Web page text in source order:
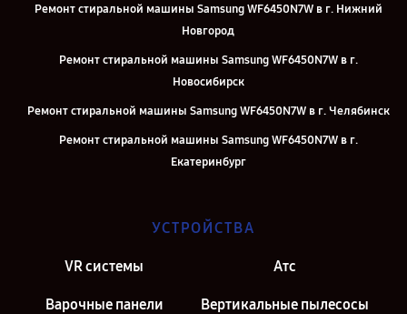
Ремонт стиральной машины Samsung WF6450N7W в г. Нижний
Новгород
Ремонт стиральной машины Samsung WF6450N7W в г.
Новосибирск
Ремонт стиральной машины Samsung WF6450N7W в г. Челябинск
Ремонт стиральной машины Samsung WF6450N7W в г.
Екатеринбург
Ремонт стиральной машины Samsung WF6450N7W в г. Москва
УСТРОЙСТВА
VR системы Атс
Варочные панели Вертикальные пылесосы